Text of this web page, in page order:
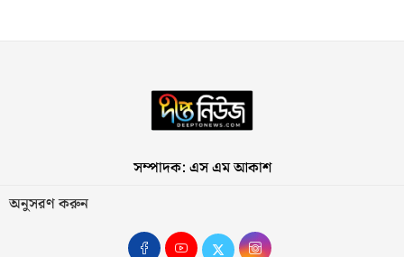
সম্পাদক: এস এম আকাশ
অনুসরণ করুন